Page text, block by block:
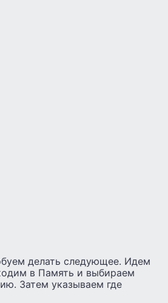
делать следующее. Идем
в Память и выбираем
Затем указываем где